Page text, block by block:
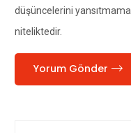
düşüncelerini
niteliktedir.
Yorum Gönder